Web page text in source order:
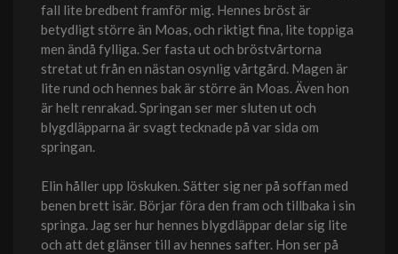
fall lite bredbent framför mig. Hennes bröst är
betydligt större än Moas, och riktigt fina, lite toppiga
men ändå fylliga. Ser fasta ut och bröstvårtorna
stretat ut från en nästan osynlig vårtgård. Magen är
lite rund och hennes bak är större än Moas. Även hon
är helt renrakad. Springan ser mer sluten ut och
blygdläpparna är svagt tecknade på var sida om
springan.
Elin håller upp löskuken. Sätter sig ner på soffan med
benen brett isär. Börjar föra den fram och tillbaka i sin
springa. Jag ser hur hennes blygdläppar delar sig lite
och att det glänser till av hennes safter. Hon ser på